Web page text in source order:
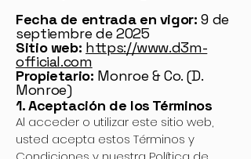
Fecha de entrada en vigor:9 de
septiembre de 2025
Sitio web: https://www.d3m-
official.com
Propietario: Monroe & Co. (D.
Monroe)
1. Aceptación de los Términos
Al acceder o utilizar este sitio web,
usted acepta estos Términos y